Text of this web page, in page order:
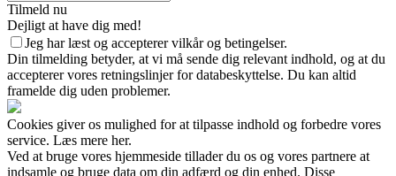
Tilmeld nu
Dejligt at have dig med!
Jeg har læst og accepterer vilkår og betingelser.
Din tilmelding betyder, at vi må sende dig relevant indhold, og at du
accepterer vores retningslinjer for databeskyttelse. Du kan altid
framelde dig uden problemer.
Cookies giver os mulighed for at tilpasse indhold og forbedre vores
service. Læs mere her.
Ved at bruge vores hjemmeside tillader du os og vores partnere at
indsamle og bruge data om din adfærd og din enhed. Disse